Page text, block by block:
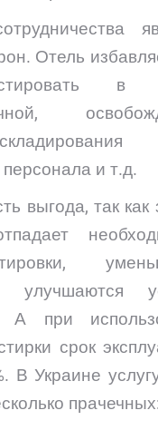
Отель
в
и т.д.
выгода, так как
улучшаются
А при
срок
В Украине